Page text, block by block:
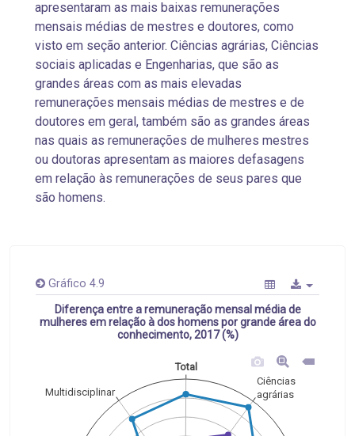
apresentaram as mais baixas remunerações
mensais médias de mestres e doutores, como
visto em seção anterior. Ciências agrárias, Ciências
sociais aplicadas e Engenharias, que são as
grandes áreas com as mais elevadas
remunerações mensais médias de mestres e de
doutores em geral, também são as grandes áreas
nas quais as remunerações de mulheres mestres
ou doutoras apresentam as maiores defasagens
em relação às remunerações de seus pares que
são homens.
Gráfico 4.9
Diferença entre a remuneração mensal média de
mulheres em relação à dos homens por grande área do
conhecimento, 2017 (%)
Total
Ciências
agrárias
Multidisciplinar